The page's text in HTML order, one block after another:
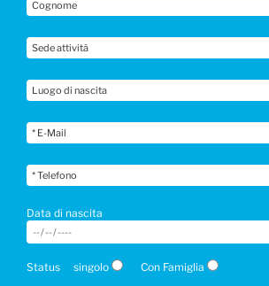
Data di nascita
Status singolo Con Famiglia